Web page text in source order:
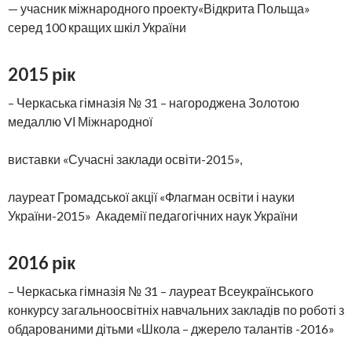
— учасник міжнародного проекту«Відкрита Польща»
серед 100 кращих шкіл України
2015 рік
– Черкаська гімназія № 31 – нагороджена Золотою
медаллю VІ Міжнародної
виставки «Сучасні заклади освіти-2015»,
лауреат Громадської акції «Флагман освіти і науки
України-2015» Академії педагогічних наук України
2016 рік
– Черкаська гімназія № 31 – лауреат Всеукраїнського
конкурсу загальноосвітніх навчальних закладів по роботі з
обдарованими дітьми «Школа – джерело талантів -2016»